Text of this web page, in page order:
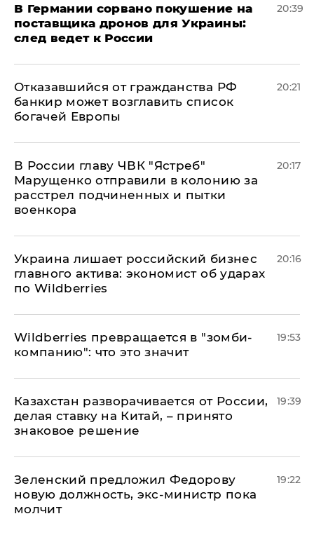
​В Германии сорвано покушение на
поставщика дронов для Украины:
след ведет к России
20:39
Отказавшийся от гражданства РФ
банкир может возглавить список
богачей Европы
20:21
В России главу ЧВК "Ястреб"
Марущенко отправили в колонию за
расстрел подчиненных и пытки
военкора
20:17
​Украина лишает российский бизнес
главного актива: экономист об ударах
по Wildberries
20:16
Wildberries превращается в "зомби-
компанию": что это значит
19:53
Казахстан разворачивается от России,
делая ставку на Китай, – принято
знаковое решение
19:39
Зеленский предложил Федорову
новую должность, экс-министр пока
молчит
19:22